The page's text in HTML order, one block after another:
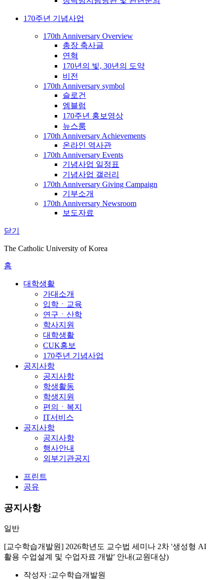
170주년 기념사업
170th Anniversary Overview
총장 축사글
연혁
170년의 빛, 30년의 도약
비전
170th Anniversary symbol
슬로건
엠블럼
170주년 홍보영상
뉴스룸
170th Anniversary Achievements
온라인 역사관
170th Anniversary Events
기념사업 일정표
기념사업 갤러리
170th Anniversary Giving Campaign
기부소개
170th Anniversary Newsroom
보도자료
닫기
The Catholic University of Korea
홈
대학생활
가대소개
입학ㆍ교육
연구ㆍ산학
학사지원
대학생활
CUK홍보
170주년 기념사업
공지사항
공지사항
학생활동
학생지원
편의ㆍ복지
IT서비스
공지사항
공지사항
행사안내
외부기관공지
프린트
공유
공지사항
일반
[교수학습개발원] 2026학년도 교수법 세미나 2차 '생성형 AI
활용 수업설계 및 수업자료 개발' 안내(교원대상)
작성자 :교수학습개발원